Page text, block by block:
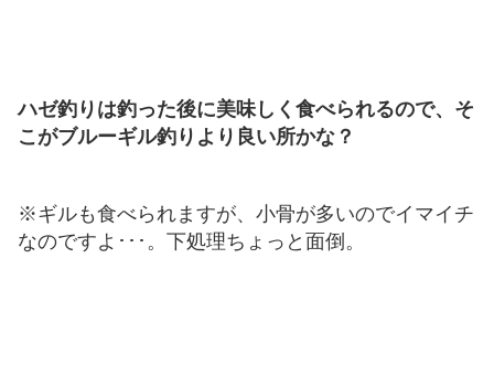
ハゼ釣りは釣った後に美味しく食べられるので、そ
こがブルーギル釣りより良い所かな？
※ギルも食べられますが、小骨が多いのでイマイチ
なのですよ･･･。下処理ちょっと面倒。